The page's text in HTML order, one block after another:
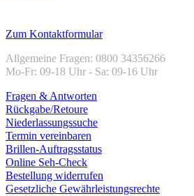
Zum Kontaktformular
Allgemeine Fragen: 0800 34356266
Mo-Fr: 09-18 Uhr - Sa: 09-16 Uhr
Fragen & Antworten
Rückgabe/Retoure
Niederlassungssuche
Termin vereinbaren
Brillen-Auftragsstatus
Online Seh-Check
Bestellung widerrufen
Gesetzliche Gewährleistungsrechte